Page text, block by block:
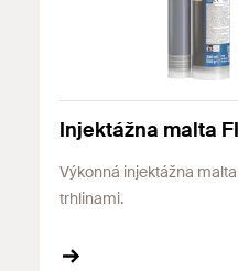
Injektážna malta
Výkonná injektážna
trhlinami.